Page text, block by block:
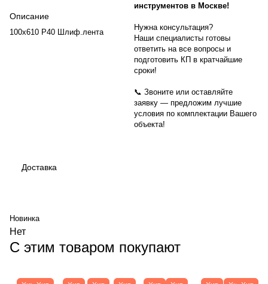
Описание
100х610 Р40 Шлиф.лента
инструментов в Москве!
Нужна консультация?
Наши специалисты готовы
ответить на все вопросы и
подготовить КП в кратчайшие
сроки!
📞 Звоните или оставляйте
заявку — предложим лучшие
условия по комплектации Вашего
объекта!
Доставка
Новинка
Нет
С этим товаром покупают